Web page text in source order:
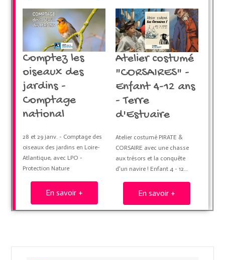
Comptez les
oiseaux des
jardins -
Comptage
national
28 et 29 janv. - Comptage des
oiseaux des jardins en Loire-
Atlantique, avec LPO -
Protection Nature
En savoir +
Atelier costumé
"CORSAIRES" -
Enfant 4-12 ans
- Terre
d'Estuaire
Atelier costumé PIRATE &
CORSAIRE avec une chasse
aux trésors et la conquête
d'un navire ! Enfant 4 - 12…
En savoir +